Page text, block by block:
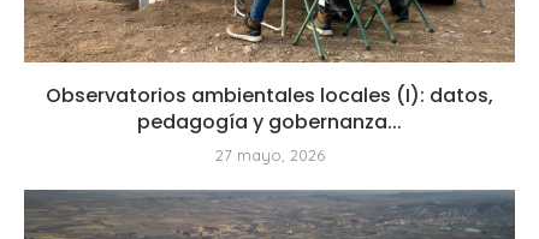
Observatorios ambientales locales (I): datos,
pedagogía y gobernanza...
27 mayo, 2026